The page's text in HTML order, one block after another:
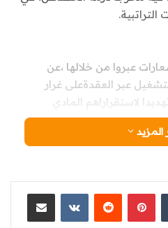
عبروا من خلالها ،عن
عبر العقدةعلى غرار
لاستقراراهم المادي
يلحون في احتجاجهم على ادماج
من زملائهم.المزيد
بينتيريست